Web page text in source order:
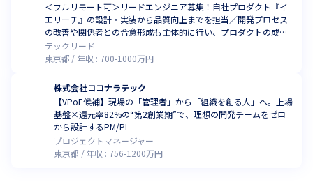
＜フルリモート可＞リードエンジニア募集！自社プロダクト『イ
エリーチ』の設計・実装から品質向上までを担当／開発プロセス
の改善や関係者との合意形成も主体的に行い、プロダクトの成長
を牽引します
テックリード
東京都
年収 : 700-1000万円
株式会社ココナラテック
【VPoE候補】現場の「管理者」から「組織を創る人」へ。上場
基盤×還元率82%の“第2創業期”で、理想の開発チームをゼロ
から設計するPM/PL
プロジェクトマネージャー
東京都
年収 : 756-1200万円